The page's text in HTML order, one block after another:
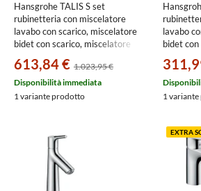
Hansgrohe TALIS S set
rubinetteria con miscelatore
lavabo con scarico, miscelatore
bidet con scarico, miscelatore
corpo incasso, finitura cromo
SETTAL005
613,84 € 1.023,95 €
Disponibilità immediata
1 variante prodotto
lavabo
bidet con
1
EXTRA